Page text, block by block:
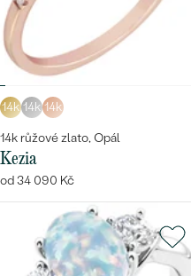
Wave
PODLE TVARU
NA MÍRU
DIAMANTY
přívěsky
prsteny
14k 14k 14k
14k růžové zlato, Opál
Kezia
od 34 090 Kč